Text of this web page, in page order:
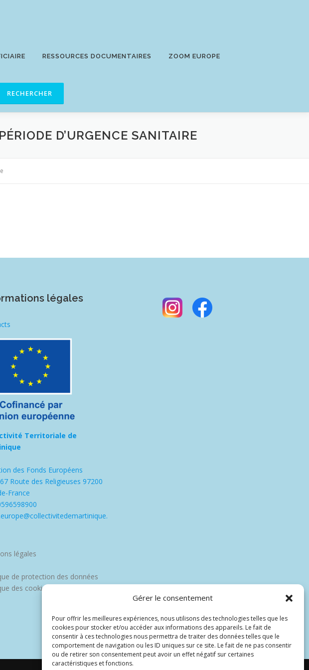
Gérer le consentement
Pour offrir les meilleures expériences, nous utilisons des technologies telles que les
cookies pour stocker et/ou accéder aux informations des appareils. Le fait de
consentir à ces technologies nous permettra de traiter des données telles que le
comportement de navigation ou les ID uniques sur ce site. Le fait de ne pas consentir
ou de retirer son consentement peut avoir un effet négatif sur certaines
caractéristiques et fonctions.
RESSOURCES DOCUMENTAIRES ZOOM EUROPE
D’URGENCE SANITAIRE
légales
Territoriale de
des Fonds Européens
Route des Religieuses 97200
France
légales
de protection des données
des cookies